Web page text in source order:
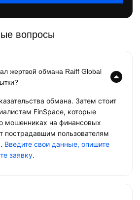
вопросы
жертвой обмана Raiff Global
обмана. Затем стоит
FinSpace, которые
мошенниках на финансовых
пострадавшим пользователям
Введите свои данные, опишите
заявку.